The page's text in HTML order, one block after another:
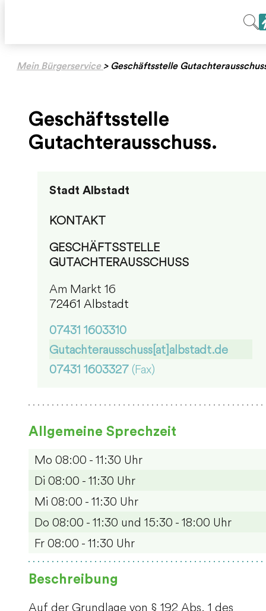
Mein Bürgerservice > Geschäftsstelle
Geschäftsstelle
Gutachterausschuss.
Stadt Albstadt
KONTAKT
GESCHÄFTSSTELLE
GUTACHTERAUSSCHUSS
Am Markt 16
72461 Albstadt
07431 1603310
Gutachterausschuss[at]albstadt.de
07431 1603327 (Fax)
Allgemeine Sprechzeit
Mo 08:00 - 11:30 Uhr
Di 08:00 - 11:30 Uhr
Mi 08:00 - 11:30 Uhr
Do 08:00 - 11:30 und 15:30 - 18:00 Uhr
Fr 08:00 - 11:30 Uhr
Beschreibung
Auf der Grundlage von § 192 Abs. 1 des